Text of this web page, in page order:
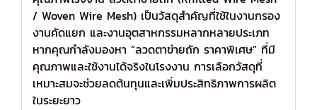
/ Woven Wire Mesh) เป็นวัสดุสำคัญที่ใช้ในงานกรอง
งานคัดแยก และงานอุตสาหกรรมหลากหลายประเภท
หากคุณกำลังมองหา “ลวดตาข่ายถัก ราคาพิเศษ” ที่มี
คุณภาพและใช้งานได้จริงในโรงงาน การเลือกวัสดุที่
เหมาะสมจะช่วยลดต้นทุนและเพิ่มประสิทธิภาพการผลิต
ในระยะยาว